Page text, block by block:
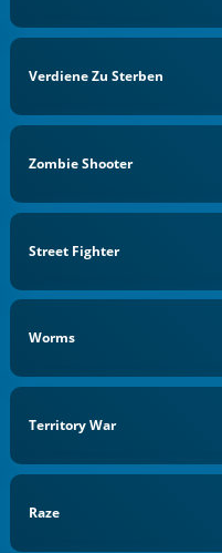
Verdiene Zu Sterben
Zombie Shooter
Street Fighter
Worms
Territory War
Raze